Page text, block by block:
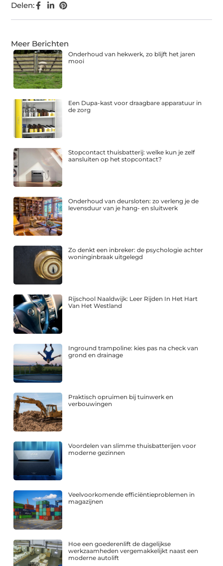
Delen:
Meer Berichten
Onderhoud van hekwerk, zo blijft het jaren
mooi
Een Dupa-kast voor draagbare apparatuur in
de zorg
Stopcontact thuisbatterij: welke kun je zelf
aansluiten op het stopcontact?
Onderhoud van deursloten: zo verleng je de
levensduur van je hang- en sluitwerk
Zo denkt een inbreker: de psychologie achter
woninginbraak uitgelegd
Rijschool Naaldwijk: Leer Rijden In Het Hart
Van Het Westland
Inground trampoline: kies pas na check van
grond en drainage
Praktisch opruimen bij tuinwerk en
verbouwingen
Voordelen van slimme thuisbatterijen voor
moderne gezinnen
Veelvoorkomende efficiëntieproblemen in
magazijnen
Hoe een goederenlift de dagelijkse
werkzaamheden vergemakkelijkt naast een
moderne autolift